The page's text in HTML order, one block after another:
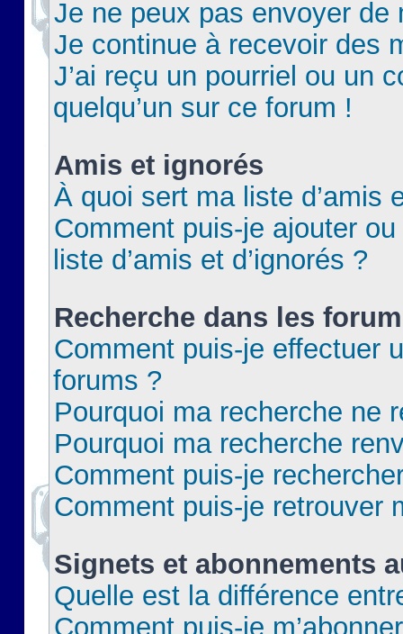
Je ne peux pas envoyer de
Je continue à recevoir des
J’ai reçu un pourriel ou un
quelqu’un sur ce forum !
Amis et ignorés
À quoi sert ma liste d’amis
Comment puis-je ajouter
liste d’amis et d’ignorés ?
Recherche dans les
Comment puis-je effectuer
forums ?
Pourquoi ma recherche ne
Pourquoi ma recherche
Comment puis-je
Comment puis-je retrouver
Signets et abonnements
Quelle est la différence
Comment puis-je